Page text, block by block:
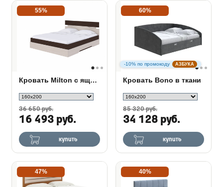
55%
Кровать Milton с ящиком
36 650 руб.
16 493 руб.
купить
-10% по промокоду АЗБУКА
60%
Кровать Bono в ткани
85 320 руб.
34 128 руб.
купить
47% 40%